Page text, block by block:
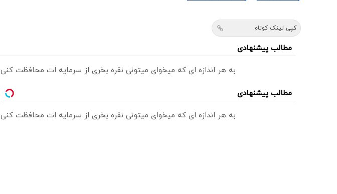
کپی لینک کوتاه
مطالب پیشنهادی
به هر اندازه ای که میخوای میتونی نقره بخری از سرمایه ات محافظت کنی
مطالب پیشنهادی
به هر اندازه ای که میخوای میتونی نقره بخری از سرمایه ات محافظت کنی